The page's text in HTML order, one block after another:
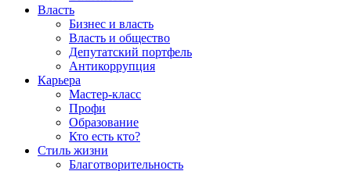
Власть
Бизнес и власть
Власть и общество
Депутатский портфель
Антикоррупция
Карьера
Мастер-класс
Профи
Образование
Кто есть кто?
Стиль жизни
Благотворительность